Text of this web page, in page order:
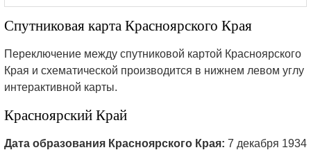
Спутниковая карта Красноярского Края
Переключение между спутниковой картой Красноярского
Края и схематической производится в нижнем левом углу
интерактивной карты.
Красноярский Край
Дата образования Красноярского Края: 7 декабря 1934